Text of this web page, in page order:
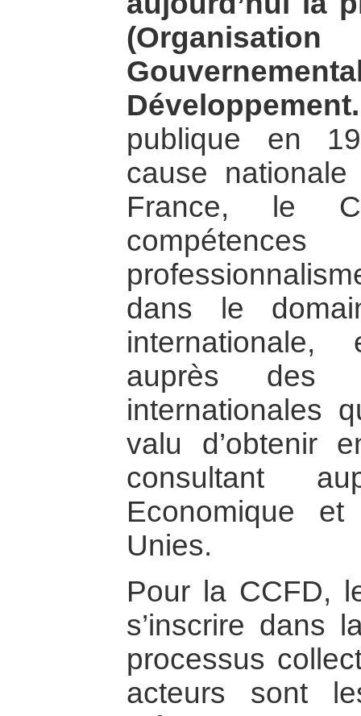
Développement.
publique en
cause
France, le
dans le
auprès des
internationales
valu d’obtenir
consultant
Economique
Unies.
Pour la CCFD,
s’inscrire dans
processus
acteurs sont